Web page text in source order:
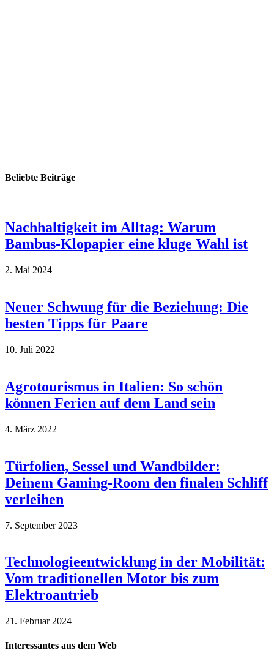
Beliebte Beiträge
Nachhaltigkeit im Alltag: Warum
Bambus-Klopapier eine kluge Wahl ist
2. Mai 2024
Neuer Schwung für die Beziehung: Die
besten Tipps für Paare
10. Juli 2022
Agrotourismus in Italien: So schön
können Ferien auf dem Land sein
4. März 2022
Türfolien, Sessel und Wandbilder:
Deinem Gaming-Room den finalen Schliff
verleihen
7. September 2023
Technologieentwicklung in der Mobilität:
Vom traditionellen Motor bis zum
Elektroantrieb
21. Februar 2024
Interessantes aus dem Web